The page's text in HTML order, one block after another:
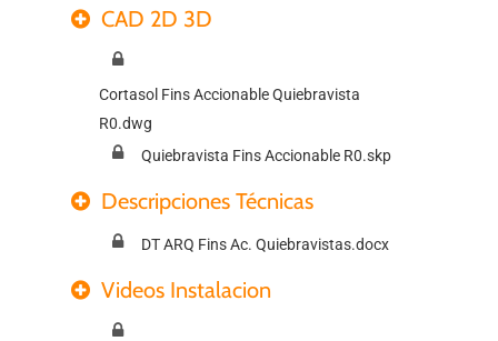
CAD 2D 3D
Cortasol Fins Accionable Quiebravista
R0.dwg
Quiebravista Fins Accionable R0.skp
Descripciones Técnicas
DT ARQ Fins Ac. Quiebravistas.docx
Videos Instalacion